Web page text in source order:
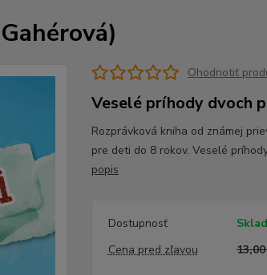
Ohodnotiť
Veselé príhody dvoch
Rozprávková kniha od známej
pre deti do 8 rokov. Veselé
popis
Dostupnosť
Cena pred zľavou